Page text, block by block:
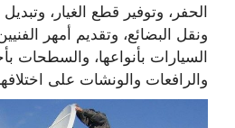
الحفر، وتوفير قطع الغيار،
ونقل البضائع، وتقديم أمهر
السيارات بأنواعها، والسطحات
والرافعات والونشات على